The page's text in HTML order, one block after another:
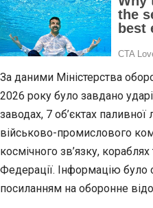
За даними Міністерства
2026 року було завдано
заводах, 7 об’єктах паливної
військово-промислового
космічного зв’язку,
Федерації. Інформацію було
посиланням на оборонне